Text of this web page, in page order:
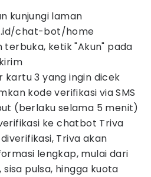
kunjungi laman
chat-bot/home
terbuka, ketik "Akun" pada
kartu 3 yang ingin dicek
kode verifikasi via SMS
(berlaku selama 5 menit)
ke chatbot Triva
Triva akan
lengkap, mulai dari
pulsa, hingga kuota